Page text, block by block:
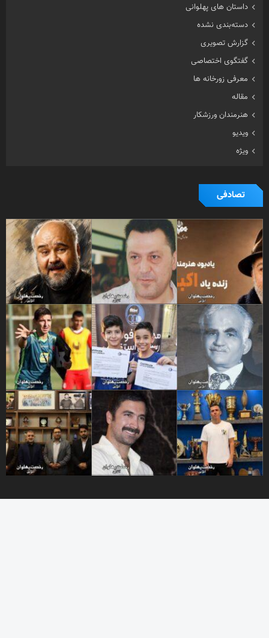
داستان های پهلوانی
دسته‌بندی نشده
گزارش تصویری
گفتگوی اختصاصی
معرفی زورخانه ها
مقاله
هنرمندان ورزشکار
ویدیو
ویژه
تصادفی